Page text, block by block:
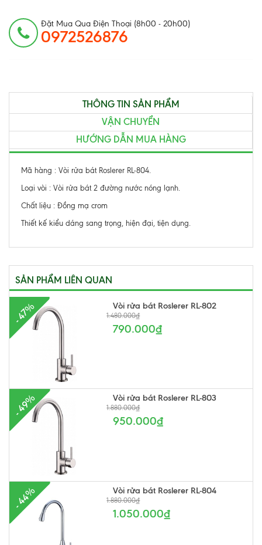
Đặt Mua Qua Điện Thoại (8h00 - 20h00)
0972526876
THÔNG TIN SẢN PHẨM
VẬN CHUYỂN
HƯỚNG DẪN MUA HÀNG
Mã hàng : Vòi rửa bát Roslerer RL-804.
Loại vòi : Vòi rửa bát 2 đường nước nóng lạnh.
Chất liệu : Đồng mạ crom
Thiết kế kiểu dáng sang trọng, hiện đại, tiện dụng.
SẢN PHẨM LIÊN QUAN
- 47% Vòi rửa bát Roslerer RL-802
1.480.000₫
790.000₫
- 49% Vòi rửa bát Roslerer RL-803
1.880.000₫
950.000₫
- 44% Vòi rửa bát Roslerer RL-804
1.880.000₫
1.050.000₫